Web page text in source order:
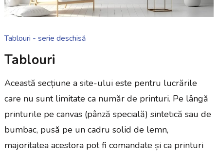
Tablouri - serie deschisă
Tablouri
Această secțiune a site-ului este pentru lucrările
care nu sunt limitate ca număr de printuri. Pe lângă
printurile pe canvas (pânză specială) sintetică sau de
bumbac, pusă pe un cadru solid de lemn,
majoritatea acestora pot fi comandate și ca printuri